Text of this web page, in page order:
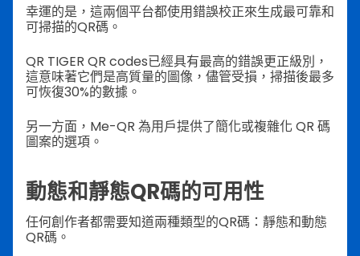
幸運的是，這兩個平台都使用錯誤校正來生成最可靠和
可掃描的QR碼。
QR TIGER QR codes已經具有最高的錯誤更正級別，
這意味著它們是高質量的圖像，儘管受損，掃描後最多
可恢復30%的數據。
另一方面，Me-QR 為用戶提供了簡化或複雜化 QR 碼
圖案的選項。
動態和靜態QR碼的可用性
任何創作者都需要知道兩種類型的QR碼：靜態和動態
QR碼。